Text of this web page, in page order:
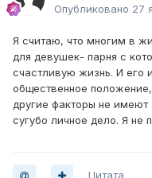
Опубликовано 27
Я считаю, что многим в
для девушек- парня с
счастливую жизнь. И его
общественное
другие факторы не имеют
сугубо личное дело. Я не
Цитата